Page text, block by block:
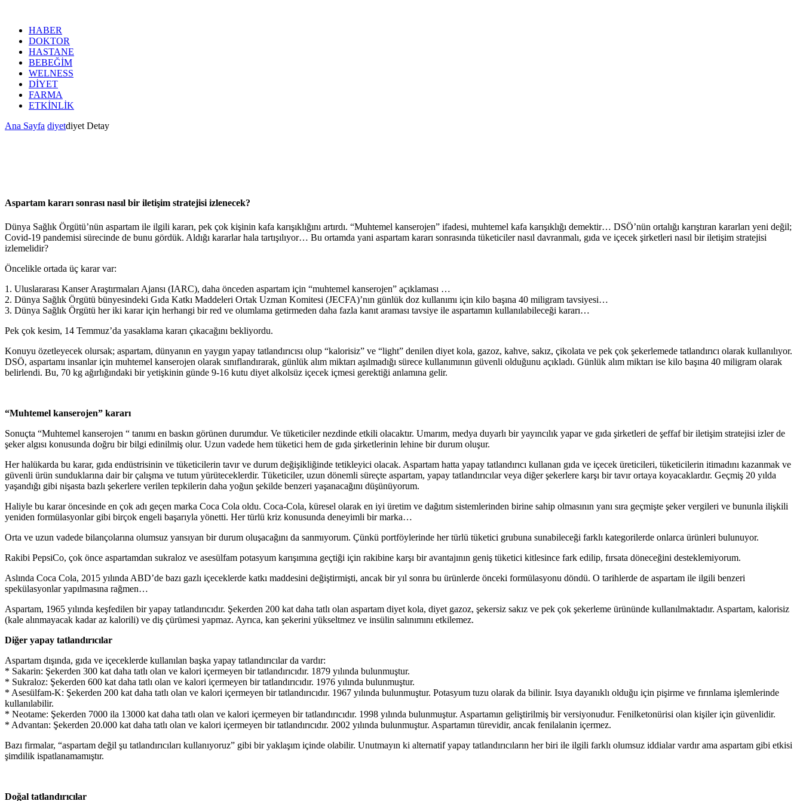
HABER
DOKTOR
HASTANE
BEBEĞİM
WELNESS
DİYET
FARMA
ETKİNLİK
Ana Sayfa diyetdiyet Detay
Aspartam kararı sonrası nasıl bir iletişim stratejisi izlenecek?
Dünya Sağlık Örgütü’nün aspartam ile ilgili kararı, pek çok kişinin kafa karışıklığını artırdı. “Muhtemel kanserojen” ifadesi, muhtemel kafa karışıklığı demektir… DSÖ’nün ortalığı karıştıran kararları yeni değil;
Covid-19 pandemisi sürecinde de bunu gördük. Aldığı kararlar hala tartışılıyor… Bu ortamda yani aspartam kararı sonrasında tüketiciler nasıl davranmalı, gıda ve içecek şirketleri nasıl bir iletişim stratejisi
izlemelidir?
Öncelikle ortada üç karar var:
1. Uluslararası Kanser Araştırmaları Ajansı (IARC), daha önceden aspartam için “muhtemel kanserojen” açıklaması …
2. Dünya Sağlık Örgütü bünyesindeki Gıda Katkı Maddeleri Ortak Uzman Komitesi (JECFA)’nın günlük doz kullanımı için kilo başına 40 miligram tavsiyesi…
3. Dünya Sağlık Örgütü her iki karar için herhangi bir red ve olumlama getirmeden daha fazla kanıt araması tavsiye ile aspartamın kullanılabileceği kararı…
Pek çok kesim, 14 Temmuz’da yasaklama kararı çıkacağını bekliyordu.
Konuyu özetleyecek olursak; aspartam, dünyanın en yaygın yapay tatlandırıcısı olup “kalorisiz” ve “light” denilen diyet kola, gazoz, kahve, sakız, çikolata ve pek çok şekerlemede tatlandırıcı olarak kullanılıyor.
DSÖ, aspartamı insanlar için muhtemel kanserojen olarak sınıflandırarak, günlük alım miktarı aşılmadığı sürece kullanımının güvenli olduğunu açıkladı. Günlük alım miktarı ise kilo başına 40 miligram olarak
belirlendi. Bu, 70 kg ağırlığındaki bir yetişkinin günde 9-16 kutu diyet alkolsüz içecek içmesi gerektiği anlamına gelir.
“Muhtemel kanserojen” kararı
Sonuçta “Muhtemel kanserojen “ tanımı en baskın görünen durumdur. Ve tüketiciler nezdinde etkili olacaktır. Umarım, medya duyarlı bir yayıncılık yapar ve gıda şirketleri de şeffaf bir iletişim stratejisi izler de
şeker algısı konusunda doğru bir bilgi edinilmiş olur. Uzun vadede hem tüketici hem de gıda şirketlerinin lehine bir durum oluşur.
Her halükarda bu karar, gıda endüstrisinin ve tüketicilerin tavır ve durum değişikliğinde tetikleyici olacak. Aspartam hatta yapay tatlandırıcı kullanan gıda ve içecek üreticileri, tüketicilerin itimadını kazanmak ve
güvenli ürün sunduklarına dair bir çalışma ve tutum yürüteceklerdir. Tüketiciler, uzun dönemli süreçte aspartam, yapay tatlandırıcılar veya diğer şekerlere karşı bir tavır ortaya koyacaklardır. Geçmiş 20 yılda
yaşandığı gibi nişasta bazlı şekerlere verilen tepkilerin daha yoğun şekilde benzeri yaşanacağını düşünüyorum.
Haliyle bu karar öncesinde en çok adı geçen marka Coca Cola oldu. Coca-Cola, küresel olarak en iyi üretim ve dağıtım sistemlerinden birine sahip olmasının yanı sıra geçmişte şeker vergileri ve bununla ilişkili
yeniden formülasyonlar gibi birçok engeli başarıyla yönetti. Her türlü kriz konusunda deneyimli bir marka…
Orta ve uzun vadede bilançolarına olumsuz yansıyan bir durum oluşacağını da sanmıyorum. Çünkü portföylerinde her türlü tüketici grubuna sunabileceği farklı kategorilerde onlarca ürünleri bulunuyor.
Rakibi PepsiCo, çok önce aspartamdan sukraloz ve asesülfam potasyum karışımına geçtiği için rakibine karşı bir avantajının geniş tüketici kitlesince fark edilip, fırsata döneceğini desteklemiyorum.
Aslında Coca Cola, 2015 yılında ABD’de bazı gazlı içeceklerde katkı maddesini değiştirmişti, ancak bir yıl sonra bu ürünlerde önceki formülasyonu döndü. O tarihlerde de aspartam ile ilgili benzeri
spekülasyonlar yapılmasına rağmen…
Aspartam, 1965 yılında keşfedilen bir yapay tatlandırıcıdır. Şekerden 200 kat daha tatlı olan aspartam diyet kola, diyet gazoz, şekersiz sakız ve pek çok şekerleme ürününde kullanılmaktadır. Aspartam, kalorisiz
(kale alınmayacak kadar az kalorili) ve diş çürümesi yapmaz. Ayrıca, kan şekerini yükseltmez ve insülin salınımını etkilemez.
Diğer yapay tatlandırıcılar
Aspartam dışında, gıda ve içeceklerde kullanılan başka yapay tatlandırıcılar da vardır:
* Sakarin: Şekerden 300 kat daha tatlı olan ve kalori içermeyen bir tatlandırıcıdır. 1879 yılında bulunmuştur.
* Sukraloz: Şekerden 600 kat daha tatlı olan ve kalori içermeyen bir tatlandırıcıdır. 1976 yılında bulunmuştur.
* Asesülfam-K: Şekerden 200 kat daha tatlı olan ve kalori içermeyen bir tatlandırıcıdır. 1967 yılında bulunmuştur. Potasyum tuzu olarak da bilinir. Isıya dayanıklı olduğu için pişirme ve fırınlama işlemlerinde
kullanılabilir.
* Neotame: Şekerden 7000 ila 13000 kat daha tatlı olan ve kalori içermeyen bir tatlandırıcıdır. 1998 yılında bulunmuştur. Aspartamın geliştirilmiş bir versiyonudur. Fenilketonürisi olan kişiler için güvenlidir.
* Advantan: Şekerden 20.000 kat daha tatlı olan ve kalori içermeyen bir tatlandırıcıdır. 2002 yılında bulunmuştur. Aspartamın türevidir, ancak fenilalanin içermez.
Bazı firmalar, “aspartam değil şu tatlandırıcıları kullanıyoruz” gibi bir yaklaşım içinde olabilir. Unutmayın ki alternatif yapay tatlandırıcıların her biri ile ilgili farklı olumsuz iddialar vardır ama aspartam gibi etkisi
şimdilik ispatlanamamıştır.
Doğal tatlandırıcılar